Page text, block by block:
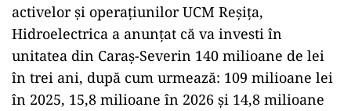
activelor și operațiunilor UCM Reșița,
Hidroelectrica a anunțat că va investi în
unitatea din Caraș-Severin 140 milioane de lei
în trei ani, după cum urmează: 109 milioane lei
în 2025, 15,8 milioane în 2026 și 14,8 milioane